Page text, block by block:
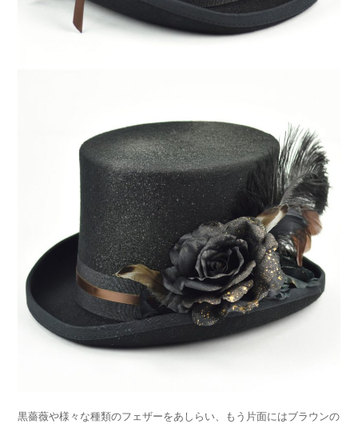
黒薔薇や様々な種類のフェザーをあしらい、もう片面にはブラウンの